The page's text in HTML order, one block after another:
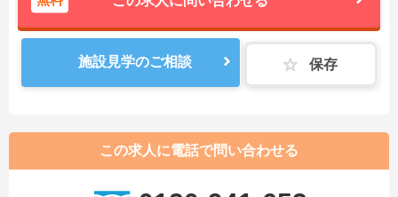
施設見学のご相談 保存
この求人に電話で問い合わせる